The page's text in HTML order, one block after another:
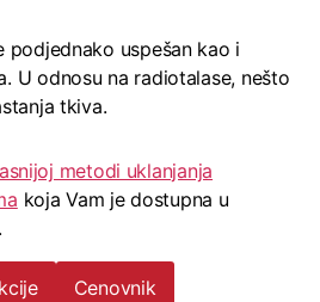
podjednako uspešan kao i
U odnosu na radiotalase, nešto
tkiva.
metodi uklanjanja
koja Vam je dostupna u
Cenovnik